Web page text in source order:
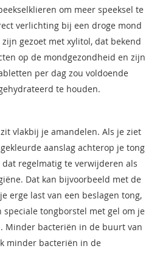
om meer speeksel te
verlichting bij een droge mond
gezoet met xylitol, dat bekend
op de mondgezondheid en zijn
per dag zou voldoende
te houden.
vlakbij je amandelen. Als je ziet
aanslag achterop je tong
regelmatig te verwijderen als
Dat kan bijvoorbeeld met de
erge last van een beslagen tong,
speciale tongborstel met gel om je
Minder bacteriën in de buurt van
minder bacteriën in de